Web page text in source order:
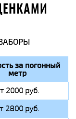
за погонный
метр
2000 руб.
2800 руб.